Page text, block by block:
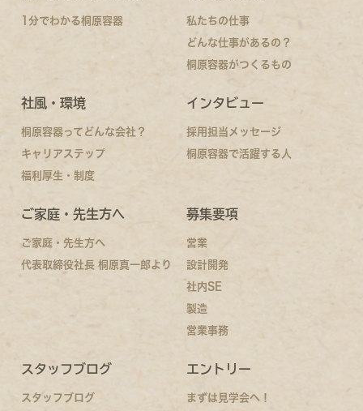
1分でわかる桐原容器 私たちの仕事
どんな仕事があるの？
桐原容器がつくるもの
社風・環境
桐原容器ってどんな会社？
キャリアステップ
福利厚生・制度
インタビュー
採用担当メッセージ
桐原容器で活躍する人
ご家庭・先生方へ
ご家庭・先生方へ
代表取締役社長 桐原真一郎より
募集要項
営業
設計開発
社内SE
製造
営業事務
スタッフブログ
スタッフブログ
エントリー
まずは見学会へ！